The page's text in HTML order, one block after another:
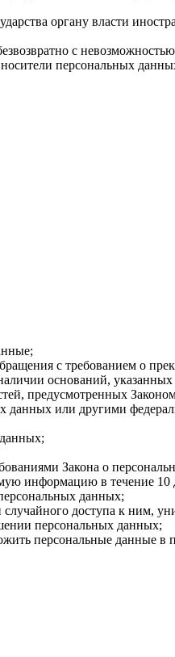
органу власти
с
персональных
с требованием о
оснований,
предусмотренных
данных или другими
Закона о
информацию в течение 10
данных;
доступа к ним,
персональных данных;
персональные данные в